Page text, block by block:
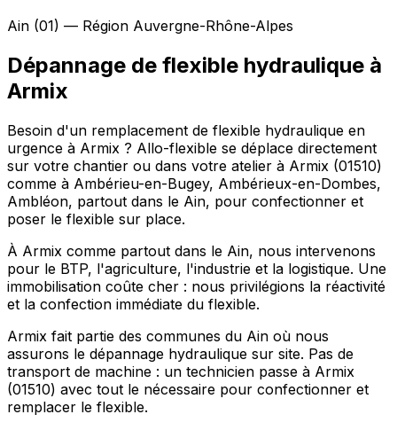
Ain (01) — Région Auvergne-Rhône-Alpes
Dépannage de flexible hydraulique à
Armix
Besoin d'un remplacement de flexible hydraulique en
urgence à Armix ? Allo-flexible se déplace directement
sur votre chantier ou dans votre atelier à Armix (01510)
comme à Ambérieu-en-Bugey, Ambérieux-en-Dombes,
Ambléon, partout dans le Ain, pour confectionner et
poser le flexible sur place.
À Armix comme partout dans le Ain, nous intervenons
pour le BTP, l'agriculture, l'industrie et la logistique. Une
immobilisation coûte cher : nous privilégions la réactivité
et la confection immédiate du flexible.
Armix fait partie des communes du Ain où nous
assurons le dépannage hydraulique sur site. Pas de
transport de machine : un technicien passe à Armix
(01510) avec tout le nécessaire pour confectionner et
remplacer le flexible.